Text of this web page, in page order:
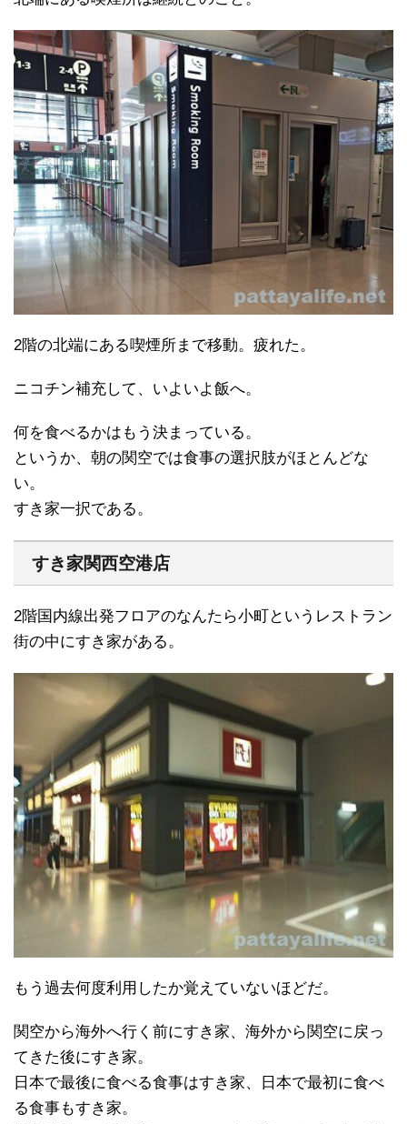
2階の北端にある喫煙所まで移動。疲れた。
ニコチン補充して、いよいよ飯へ。
何を食べるかはもう決まっている。
というか、朝の関空では食事の選択肢がほとんどな
い。
すき家一択である。
すき家関西空港店
2階国内線出発フロアのなんたら小町というレストラン
街の中にすき家がある。
もう過去何度利用したか覚えていないほどだ。
関空から海外へ行く前にすき家、海外から関空に戻っ
てきた後にすき家。
日本で最後に食べる食事はすき家、日本で最初に食べ
る食事もすき家。